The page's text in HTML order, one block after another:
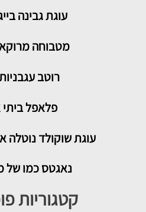
עוגת גבינה
מטבוחה
רוטב
פלאפל ביתי
עוגת שוקולד נוטלה
נאגטס כמו של
קטגוריות